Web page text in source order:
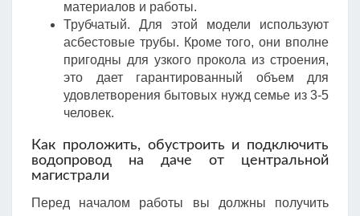
материалов и работы.
Трубчатый. Для этой модели используют
асбестовые трубы. Кроме того, они вполне
пригодны для узкого прокола из строения,
это дает гарантированный объем для
удовлетворения бытовых нужд семье из 3-5
человек.
Как проложить, обустроить и подключить
водопровод на даче от центральной
магистрали
Перед началом работы вы должны получить